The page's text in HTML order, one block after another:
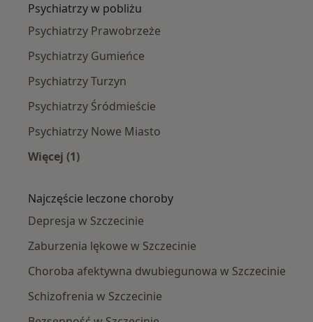
Psychiatrzy w pobliżu
Psychiatrzy Prawobrzeże
Psychiatrzy Gumieńce
Psychiatrzy Turzyn
Psychiatrzy Śródmieście
Psychiatrzy Nowe Miasto
Więcej (1)
Najczęście leczone choroby
Depresja w Szczecinie
Zaburzenia lękowe w Szczecinie
Choroba afektywna dwubiegunowa w Szczecinie
Schizofrenia w Szczecinie